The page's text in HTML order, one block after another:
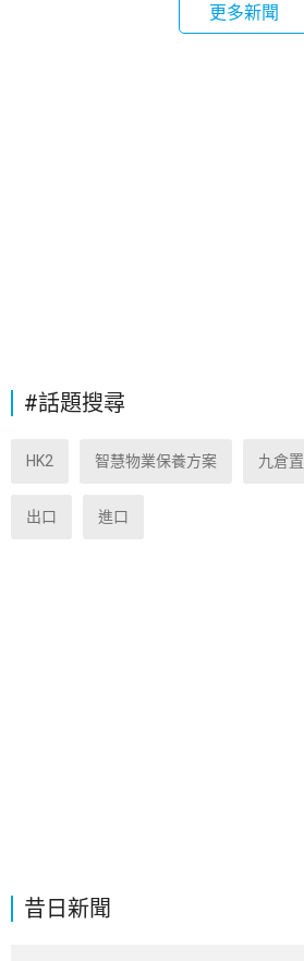
昔日新聞
更多新聞
#話題搜尋
HK2 智慧物業保養方案 九倉
出口 進口